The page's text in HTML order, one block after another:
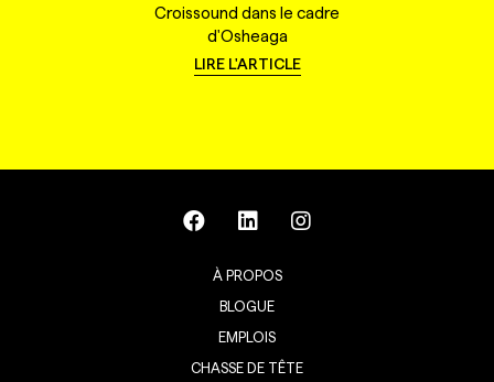
Croissound dans le cadre
d'Osheaga
LIRE L'ARTICLE
À PROPOS
BLOGUE
EMPLOIS
CHASSE DE TÊTE